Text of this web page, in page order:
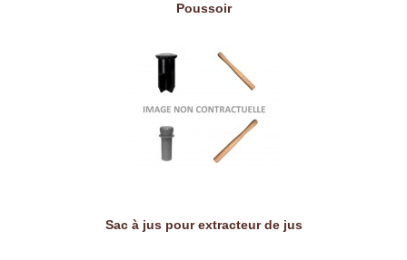
Poussoir
Sac à jus pour extracteur de jus